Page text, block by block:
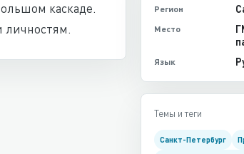
каскаде.
Регион
Место
Язык
Темы и теги
Санкт-Петербург